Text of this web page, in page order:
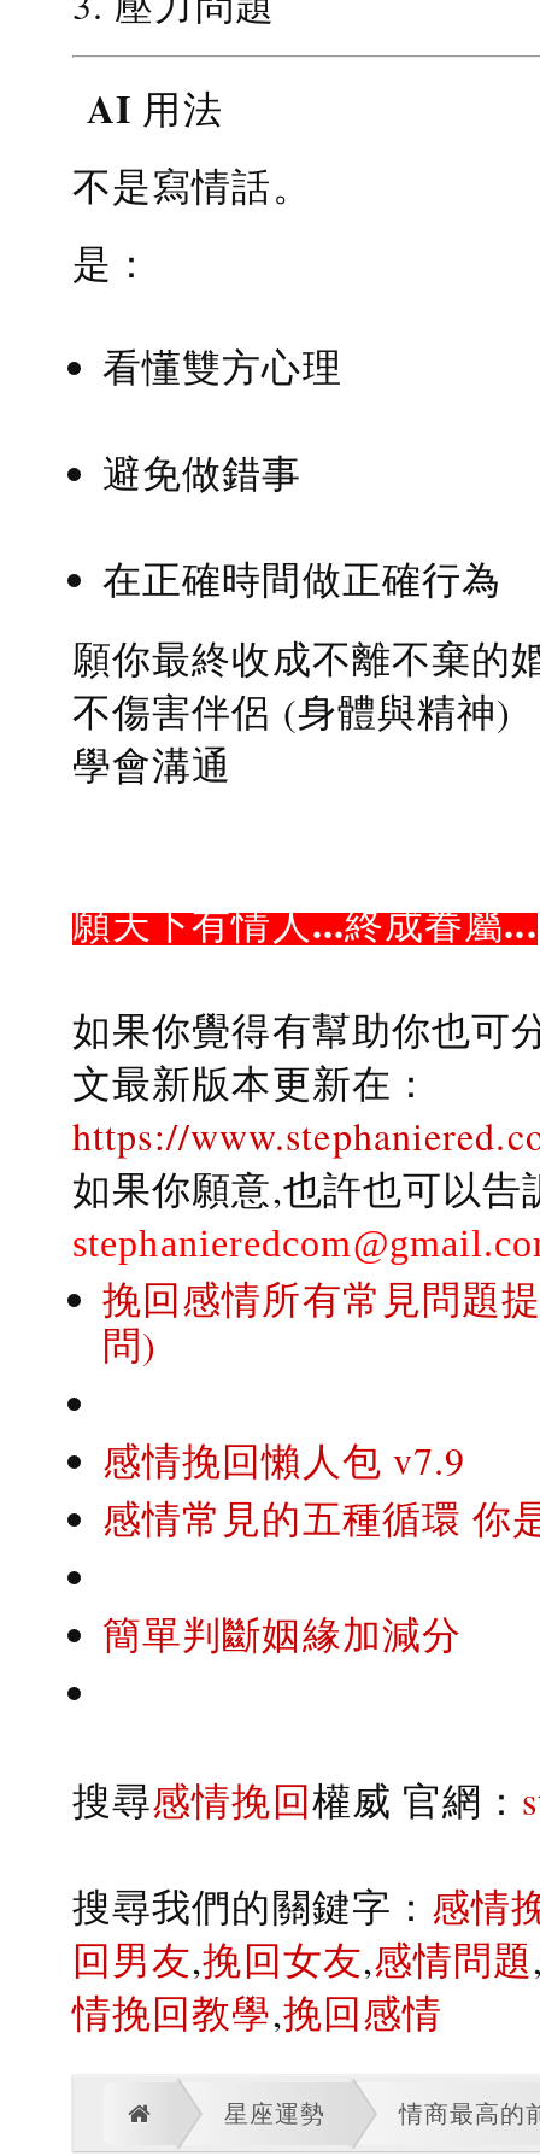
AI 用法
不是寫情話。
是：
看懂雙方心理
避免做錯事
在正確時間做正確行為
願你最終收成不離不棄的
不傷害伴侶 (身體與精神)
學會溝通
願天下有情人...終成眷屬...
如果你覺得有幫助你也可
文最新版本更新在：
https://
如果你願意,也許也可以
挽回感情所有常見問題
問)
感情挽回懶人包 v7.9
感情常見的五種循環 你
簡單判斷姻緣加減分
搜尋感情挽回權威 官網：
搜尋我們的關鍵字： 感情
回男友,挽回女友,感情問題
情挽回教學,挽回感情
星座運勢 情商最高的